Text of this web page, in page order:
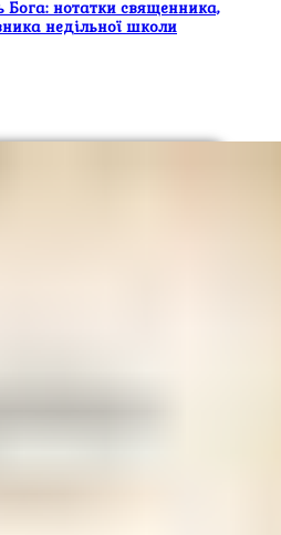
нотатки священника,
недільної школи